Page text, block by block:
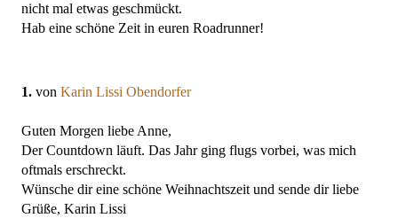
nicht mal etwas geschmückt.
Hab eine schöne Zeit in euren Roadrunner!
1. von Karin Lissi Obendorfer
Guten Morgen liebe Anne,
Der Countdown läuft. Das Jahr ging flugs vorbei, was mich
oftmals erschreckt.
Wünsche dir eine schöne Weihnachtszeit und sende dir liebe
Grüße, Karin Lissi